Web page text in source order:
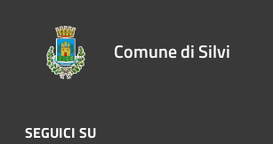
Comune di Silvi
SEGUICI SU